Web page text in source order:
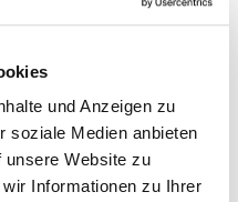
und Anzeigen zu
soziale Medien anbieten
unsere Website zu
Informationen zu Ihrer